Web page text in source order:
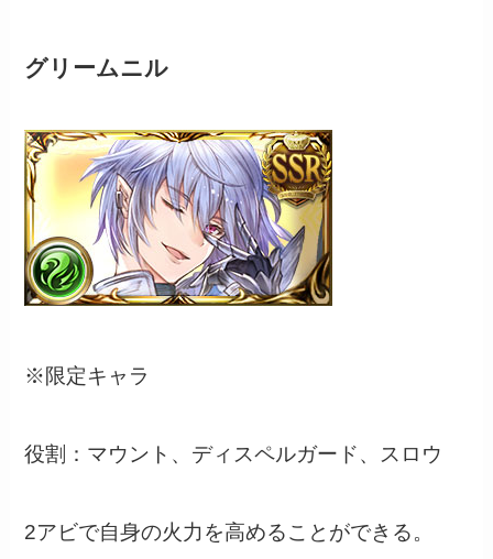
グリームニル
※限定キャラ
役割：マウント、ディスペルガード、スロウ
2アビで自身の火力を高めることができる。